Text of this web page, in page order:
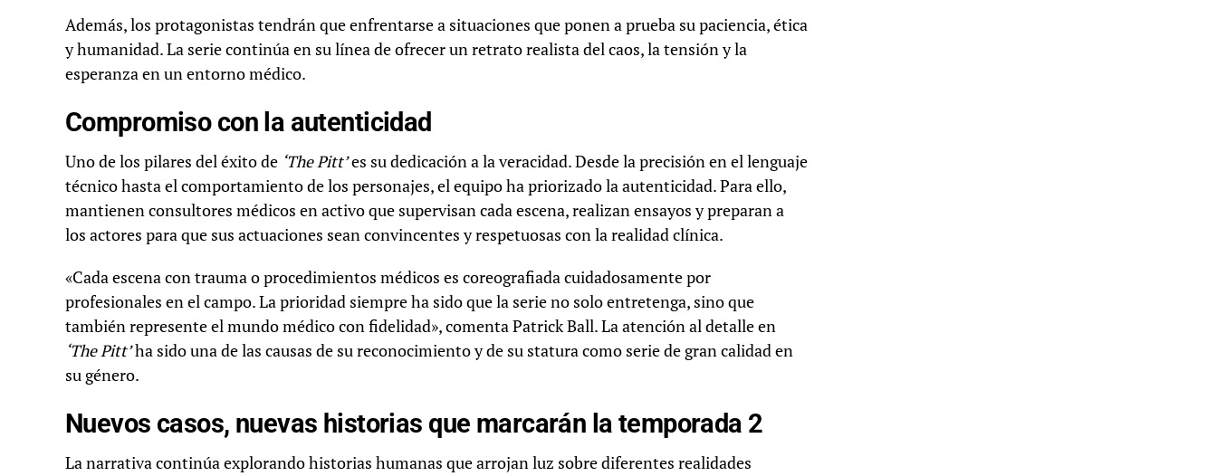
Además, los protagonistas tendrán que enfrentarse a situaciones que ponen a prueba su paciencia, ética
y humanidad. La serie continúa en su línea de ofrecer un retrato realista del caos, la tensión y la
esperanza en un entorno médico.
Compromiso con la autenticidad
Uno de los pilares del éxito de ‘The Pitt’es su dedicación a la veracidad. Desde la precisión en el lenguaje
técnico hasta el comportamiento de los personajes, el equipo ha priorizado la autenticidad. Para ello,
mantienen consultores médicos en activo que supervisan cada escena, realizan ensayos y preparan a
los actores para que sus actuaciones sean convincentes y respetuosas con la realidad clínica.
«Cada escena con trauma o procedimientos médicos es coreografiada cuidadosamente por
profesionales en el campo. La prioridad siempre ha sido que la serie no solo entretenga, sino que
también represente el mundo médico con fidelidad», comenta Patrick Ball. La atención al detalle en
‘The Pitt’ha sido una de las causas de su reconocimiento y de su statura como serie de gran calidad en
su género.
Nuevos casos, nuevas historias que marcarán la temporada 2
La narrativa continúa explorando historias humanas que arrojan luz sobre diferentes realidades